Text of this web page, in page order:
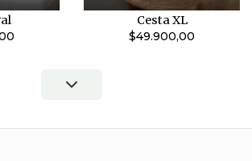
Cesta XL
$49.900,00